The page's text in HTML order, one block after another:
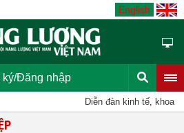
English
Đăng nhập
Diễn đàn kinh tế, khoa